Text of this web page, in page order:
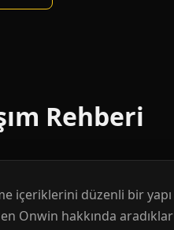
Rehberi
içeriklerini düzenli bir
Onwin hakkında